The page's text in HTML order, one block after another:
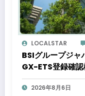
LOCALSTAR
BSIグループジャ
GX-ETS登録確
フェーズ開始で
応はどう変わる
2026年8月6日